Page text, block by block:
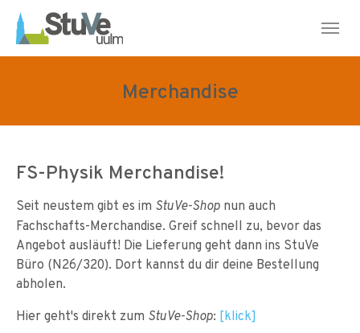
Skip to main navigation
Skip to main content
Skip to page footer
Merchandise
FS-Physik Merchandise!
Seit neustem gibt es im StuVe-Shop nun auch
Fachschafts-Merchandise. Greif schnell zu, bevor das
Angebot ausläuft! Die Lieferung geht dann ins StuVe
Büro (N26/320). Dort kannst du dir deine Bestellung
abholen.
Hier geht's direkt zum StuVe-Shop: [klick]